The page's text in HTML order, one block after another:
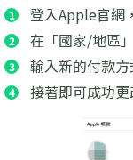
登入Apple官網
在「國家/地區
輸入新的付款
接著即可成功